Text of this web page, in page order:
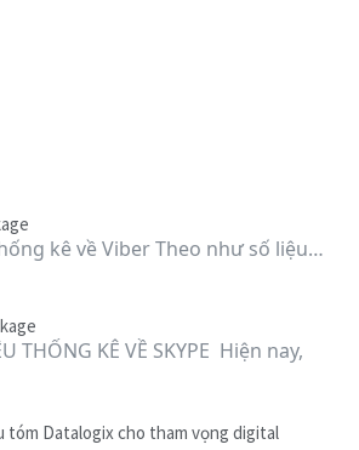
kê về Viber Theo như số liệu…
THỐNG KÊ VỀ SKYPE Hiện nay,
tóm Datalogix cho tham vọng digital